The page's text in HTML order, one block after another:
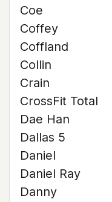
Coe
Coffey
Coffland
Collin
Crain
CrossFit Total
Dae Han
Dallas 5
Daniel
Daniel Ray
Danny